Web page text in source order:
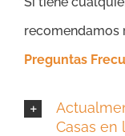
recomendamos
Preguntas
Casas en